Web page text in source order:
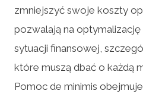
zmniejszyć swoje koszty
pozwalają na
sytuacji finansowej,
które muszą dbać o każdą
Pomoc de minimis